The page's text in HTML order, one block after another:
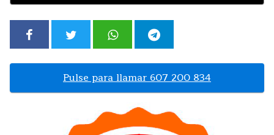
Pulse para llamar 607 200 834